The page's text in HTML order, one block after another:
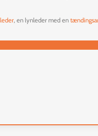
, en lynleder med en